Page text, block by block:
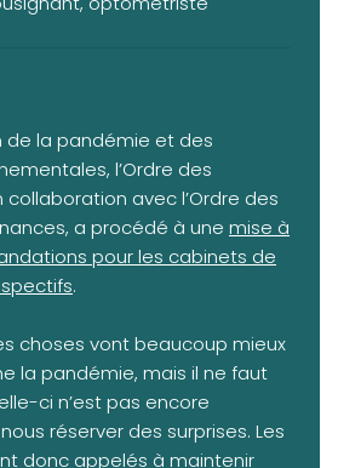
de la pandémie et des
l’Ordre des
avec l’Ordre des
a procédé à une mise à
pour les cabinets de
.
choses vont beaucoup mieux
la pandémie, mais il ne faut
ci n’est pas encore
réserver des surprises. Les
donc appelés à maintenir